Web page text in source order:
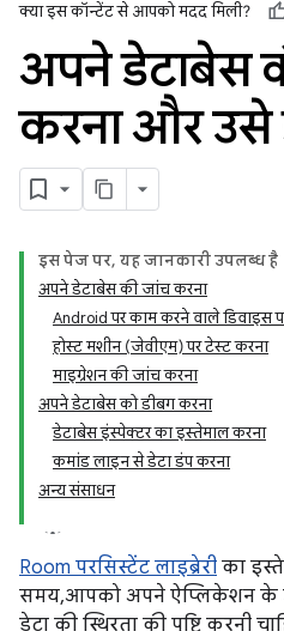
क्या इस कॉन्टेंट से आपको मदद मिली?
अपने डेटाबेस
करना और उसे
इस पेज पर, यह जानकारी उपलब्ध है
अपने डेटाबेस की जांच करना
Android पर काम करने वाले डिवाइस
होस्ट मशीन (जेवीएम) पर टेस्ट करना
माइग्रेशन की जांच करना
अपने डेटाबेस को डीबग करना
डेटाबेस इंस्पेक्टर का इस्तेमाल करना
कमांड लाइन से डेटा डंप करना
अन्य संसाधन
Room परसिस्टेंट लाइब्रेरी का
समय, आपको अपने ऐप्लिकेशन के
डेटा की स्थिरता की पुष्टि करनी